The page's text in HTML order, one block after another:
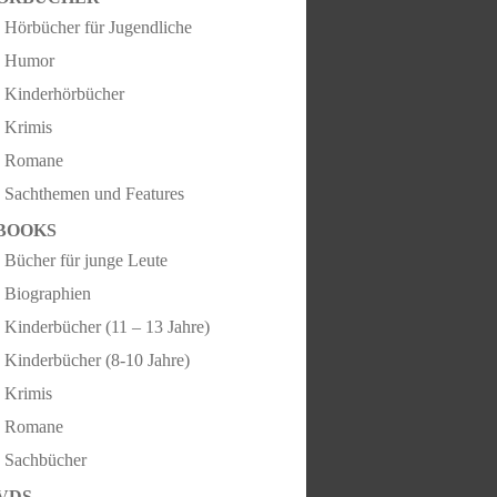
Hörbücher für Jugendliche
Humor
Kinderhörbücher
Krimis
Romane
Sachthemen und Features
Bücher für junge Leute
Biographien
Kinderbücher (11 – 13 Jahre)
Kinderbücher (8-10 Jahre)
Krimis
Romane
Sachbücher